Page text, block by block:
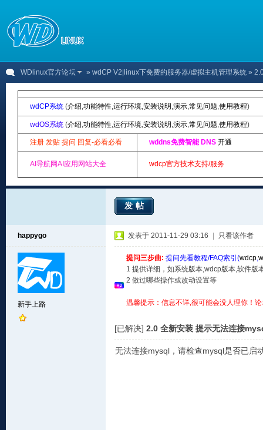
WDlinux官方论坛 » wdCP V2|linux下免费的服务器/虚拟主机管理系统 »
wdCP系统 (介绍,功能特性,运行环境,安装说明 ,演示,常见问题,使用教程)
wdOS系统 (介绍,功能特性,运行环境,安装说明 ,演示,常见问题,使用教程)
注册 发贴 提问 回复-必看必看 wddns免费智能 DNS 开通
AI导航网AI应用网站大全 wdcp官方技术支持/服务
发帖
happygo
新手上路
发表于 2011-11-29 03:16 只看该作者
提问三步曲: 提问先看教程/FAQ索引(wdcp,
1 提供详细，如系统版本,wdcp版本,软件版
2 做过哪些操作或改动设置等
温馨提示：信息不详,很可能会没人理你！
[已解决] 2.0 全新安装 提示无法连接
无法连接mysql，请检查mysql是否已启